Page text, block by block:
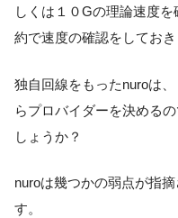
しくは１０Gの理論速度
約で速度の確認をしておき
独自回線をもったnuroは
らプロバイダーを決める
しょうか？
nuroは幾つかの弱点が指
す。